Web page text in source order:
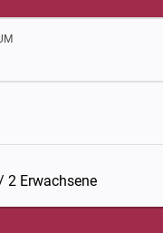
2 Erwachsene